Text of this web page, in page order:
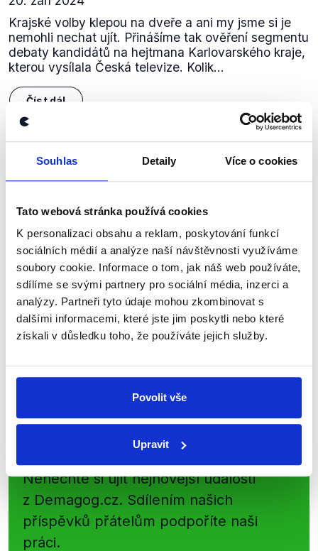
Souhlas Detaily Více o cookies
Tato webová stránka používá cookies
K personalizaci obsahu a reklam, poskytování funkcí
sociálních médií a analýze naší návštěvnosti využíváme
soubory cookie. Informace o tom, jak náš web používáte,
sdílíme se svými partnery pro sociální média, inzerci a
analýzy. Partneři tyto údaje mohou zkombinovat s
dalšími informacemi, které jste jim poskytli nebo které
získali v důsledku toho, že používáte jejich služby.
Povolit vše
Upravit
Krajské volby klepou na dveře a ani my jsme si je
nemohli nechat ujít. Přinášíme tak ověření segmentu
debaty kandidátů na hejtmana Karlovarského kraje,
kterou vysílala Česká televize. Kolik...
Číst dál
Zůstaňme v kontaktu
newsletteru nebo
kanálu, kde pravidelně přinášíme
shrnutí nejzajímavějších článků a analýz.
Začněte nás odebírat, a mějte tak
přehled o tom, jaké dezinformace a
nepravdy se zrovna v Česku šíří.
Newsletter WhatsApp
Nenechte si ujít nejnovější události
z Demagog.cz. Sdílením našich
příspěvků přátelům podpoříte naši
práci.